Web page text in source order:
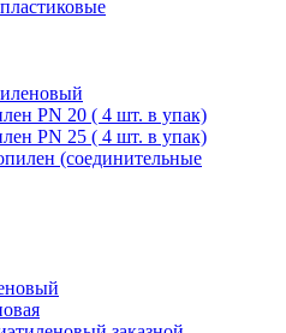
PN 20 ( 4 шт. в упак)
PN 25 ( 4 шт. в упак)
(cоединительные